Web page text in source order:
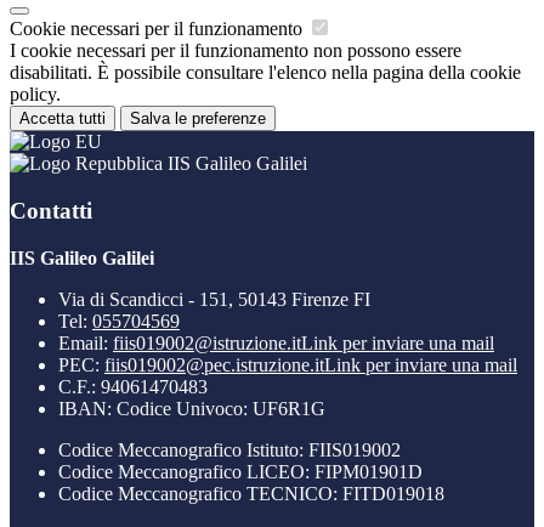
Cookie necessari per il funzionamento
I cookie necessari per il funzionamento non possono essere
disabilitati. È possibile consultare l'elenco nella pagina della cookie
policy.
Accetta tutti Salva le preferenze
IIS Galileo Galilei
Contatti
IIS Galileo Galilei
Via di Scandicci - 151, 50143 Firenze FI
Tel: 055704569
Email: fiis019002@istruzione.itLink per inviare una mail
PEC: fiis019002@pec.istruzione.itLink per inviare una mail
C.F.: 94061470483
IBAN: Codice Univoco: UF6R1G
Codice Meccanografico Istituto: FIIS019002
Codice Meccanografico LICEO: FIPM01901D
Codice Meccanografico TECNICO: FITD019018